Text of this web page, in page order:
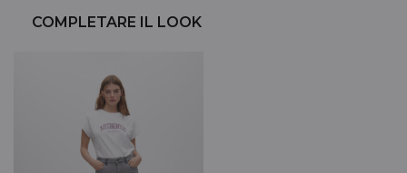
COMPLETARE IL LOOK